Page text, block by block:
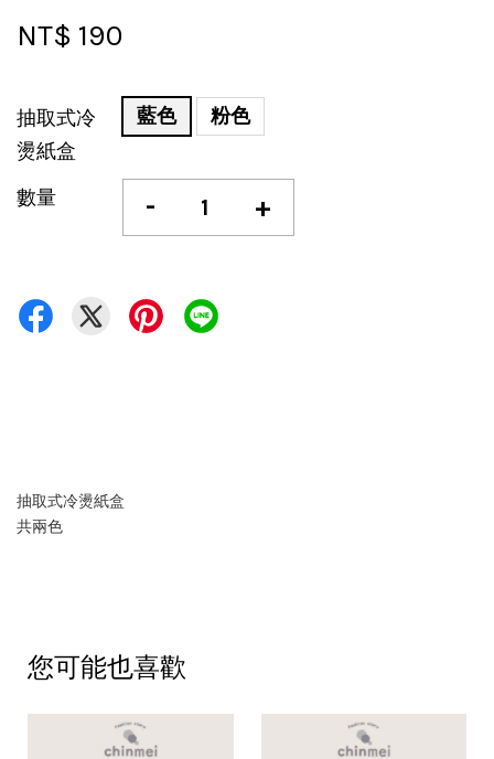
NT$ 190
抽取式冷
燙紙盒
藍色 粉色
數量 - +
抽取式冷燙紙盒
共兩色
您可能也喜歡